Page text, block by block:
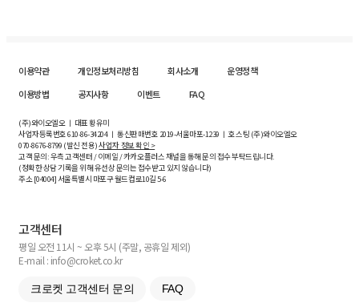
이용약관 개인정보처리방침 회사소개
운영정책
이용방법
공지사항 이벤트 FAQ
(주)와이오엘오 ㅣ 대표 황유미
사업자등록번호610-86-34204ㅣ 통신판매번호 2019-서울마포-1239 ㅣ 호스팅 (주)와이오엘오
070-8676-8799 (발신 전용)사업자 정보 확인 >
고객 문의: 우측 고객센터 / 이메일 / 카카오플러스 채널을 통해 문의 접수 부탁드립니다.
(정확한 상담 기록을 위해 유선상 문의는 접수받고 있지 않습니다)
주소 [04004] 서울특별시 마포구 월드컵로10길5-6
고객센터
평일 오전 11시 ~ 오후 5시 (주말, 공휴일 제외)
E-mail : info@croket.co.kr
크로켓 고객센터 문의 FAQ